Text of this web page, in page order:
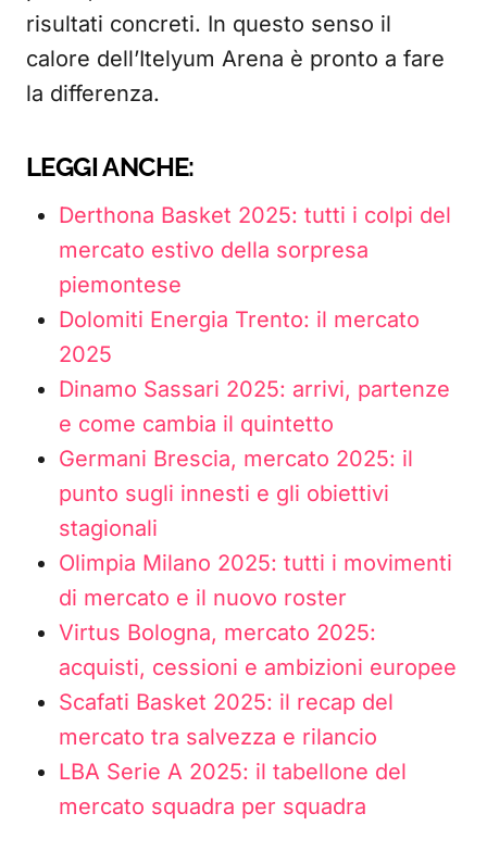
risultati concreti. In questo senso il
calore dell’Itelyum Arena è pronto a fare
la differenza.
LEGGI ANCHE:
Derthona Basket 2025: tutti i colpi del
mercato estivo della sorpresa
piemontese
Dolomiti Energia Trento: il mercato
2025
Dinamo Sassari 2025: arrivi, partenze
e come cambia il quintetto
Germani Brescia, mercato 2025: il
punto sugli innesti e gli obiettivi
stagionali
Olimpia Milano 2025: tutti i movimenti
di mercato e il nuovo roster
Virtus Bologna, mercato 2025:
acquisti, cessioni e ambizioni europee
Scafati Basket 2025: il recap del
mercato tra salvezza e rilancio
LBA Serie A 2025: il tabellone del
mercato squadra per squadra